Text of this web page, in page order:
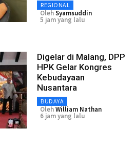
REGIONAL
OlehSyamsuddin
5 jam yang lalu
Digelar di Malang, DPP
HPK Gelar Kongres
Kebudayaan
Nusantara
BUDAYA
OlehWilliam Nathan
6 jam yang lalu